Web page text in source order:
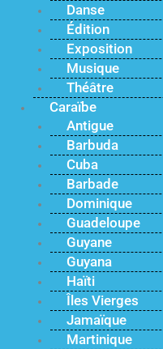
Danse
Édition
Exposition
Musique
Théâtre
Caraïbe
Antigue
Barbuda
Cuba
Barbade
Dominique
Guadeloupe
Guyane
Guyana
Haïti
Îles Vierges
Jamaïque
Martinique